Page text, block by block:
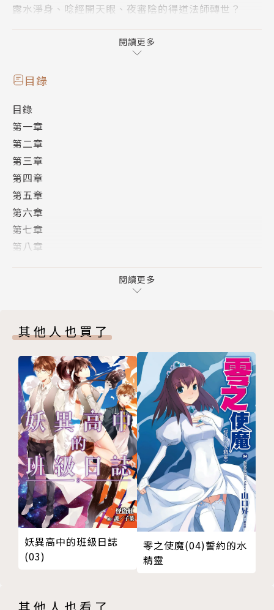
露水淨身、唸經開天眼、夜審陰的得道法師轉世？
也無法減少他被纏上遇險的機率。
多年前塵埃落定的雙命案在他捨命協助下或能真相大
白，
最終還能否獲得救贖？
【案簿錄．浮生】
新的故事主軸、層出不窮的懸疑事件，以成為社會新鮮
人的虞因等原班人馬及新角色為圓心陸續展開。
透過文字抽絲剝繭，挖掘真相，這便是案簿錄系列帶來
的獨特樂趣！
6月2日、雙子座。
老巢：http://windslie.pixnet.net/blog（夜貓鳥
宿）
職業腐屍。
喜歡音樂、電影、書籍與鳥。
畢生願望就是將自己所想的故事都能寫完。
不論哪種創作都是一件很有趣的事情，希望每個人都能
愛護自己心中的創作小小人，讓他們茁壯更美好。
護玄作品集
8 .Floor（陸續出版）
兔俠（全十冊）
因與聿案簿錄（全八冊）
閱讀更多
目錄
目錄
第一章
第二章
第三章
第四章
第五章
第六章
第七章
第八章
案簿錄的四格小劇場
閱讀更多
其他人也買了
妖異高中的班級日誌
(03)
零之使魔(04)誓約的水
精靈
其他人也看了